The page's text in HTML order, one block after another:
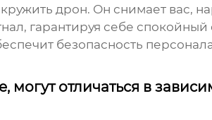
дрон. Он снимает вас,
гарантируя себе спокойный
безопасность
отличаться в